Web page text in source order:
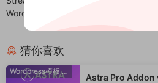
WordPress 主题 视频流网站模板
猜你喜欢
Wordpress模板· WooCommerce主题
Astra Pro Addon